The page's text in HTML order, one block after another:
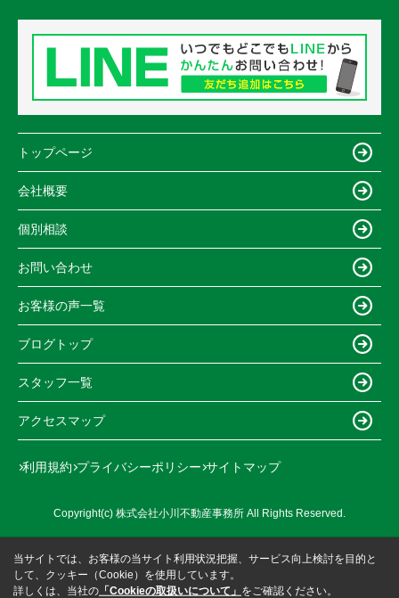
トップページ
会社概要
個別相談
お問い合わせ
お客様の声一覧
ブログトップ
スタッフ一覧
アクセスマップ
利用規約 プライバシーポリシー サイトマップ
Copyright(c) 株式会社小川不動産事務所 All Rights Reserved.
当サイトでは、お客様の当サイト利用状況把握、サービス向上検討を目的と
して、クッキー（Cookie）を使用しています。
詳しくは、当社の 「Cookieの取扱いについて」 をご確認ください。